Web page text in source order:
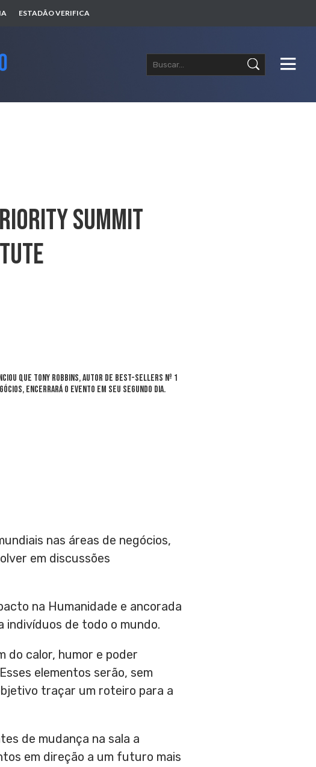
ESTADÃO VERIFICA
Summit
que Tony Robbins, autor de best-sellers nº 1
encerrará o evento em seu segundo dia.
nas áreas de negócios,
em discussões
na Humanidade e ancorada
indivíduos de todo o mundo.
do calor, humor e poder
elementos serão, sem
traçar um roteiro para a
de mudança na sala a
em direção a um futuro mais